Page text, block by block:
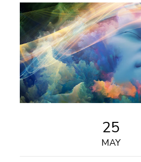
25
MAY